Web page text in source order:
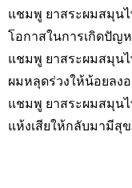
แชมพู ยาสระผมสมุนไ
โอกาสในการเกิดปัญ
แชมพู ยาสระผมสมุน
ผมหลุดร่วงให้น้อยลง
แชมพู ยาสระผมสมุน
แห้งเสียให้กลับมามีสุ